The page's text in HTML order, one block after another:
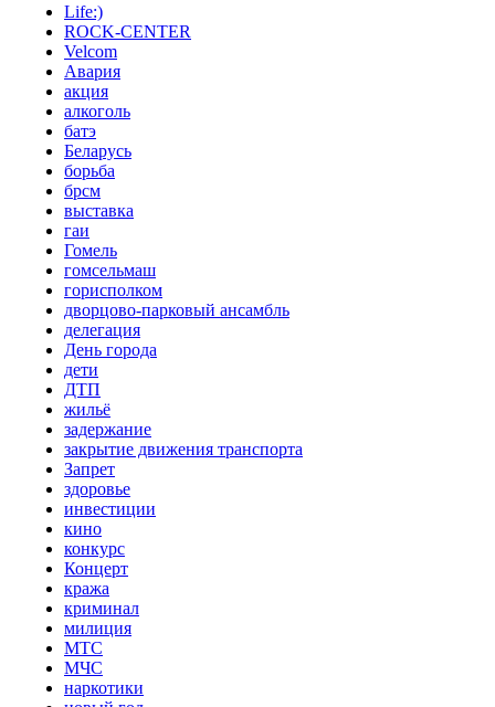
Life:)
ROCK-CENTER
Velcom
Авария
акция
алкоголь
батэ
Беларусь
борьба
брсм
выставка
гаи
Гомель
гомсельмаш
горисполком
дворцово-парковый ансамбль
делегация
День города
дети
ДТП
жильё
задержание
закрытие движения транспорта
Запрет
здоровье
инвестиции
кино
конкурс
Концерт
кража
криминал
милиция
МТС
МЧС
наркотики